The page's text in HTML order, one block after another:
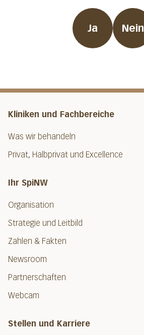
Ja Nein
Kliniken und Fachbereiche
Was wir behandeln
Privat, Halbprivat und Excellence
Ihr SpiNW
Organisation
Strategie und Leitbild
Zahlen & Fakten
Newsroom
Partnerschaften
Webcam
Stellen und Karriere